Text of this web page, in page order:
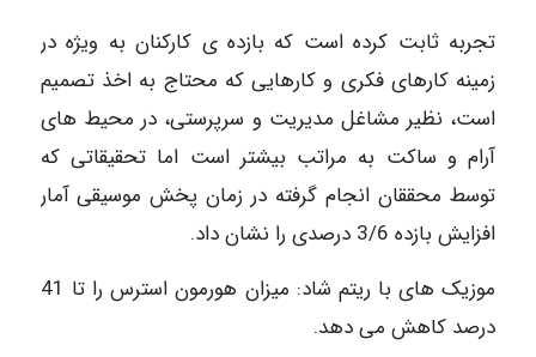
تجربه ثابت کرده است که بازده ی کارکنان به ویژه در
زمینه کارهای فکری و کارهایی که محتاج به اخذ تصمیم
است، نظیر مشاغل مدیریت و سرپرستی، در محیط های
آرام و ساکت به مراتب بیشتر است اما تحقیقاتی که
توسط محققان انجام گرفته در زمان پخش موسیقی آمار
افزایش بازده 3/6 درصدی را نشان داد.
موزیک های با ریتم شاد: میزان هورمون استرس را تا 41
درصد کاهش می دهد.